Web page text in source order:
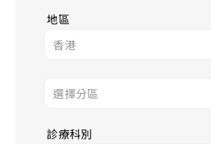
地區
診療科別